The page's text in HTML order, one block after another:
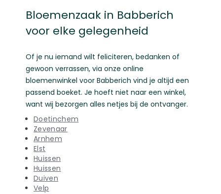
Bloemenzaak in Babberich
voor elke gelegenheid
Of je nu iemand wilt feliciteren, bedanken of
gewoon verrassen, via onze online
bloemenwinkel voor Babberich vind je altijd een
passend boeket. Je hoeft niet naar een winkel,
want wij bezorgen alles netjes bij de ontvanger.
Doetinchem
Zevenaar
Arnhem
Elst
Huissen
Huissen
Duiven
Velp